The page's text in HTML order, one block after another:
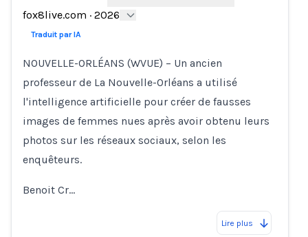
fox8live.com · 2026
Traduit par IA
NOUVELLE-ORLÉANS (WVUE) – Un ancien
professeur de La Nouvelle-Orléans a utilisé
l'intelligence artificielle pour créer de fausses
images de femmes nues après avoir obtenu leurs
photos sur les réseaux sociaux, selon les
enquêteurs.
Benoit Cr…
Lire plus